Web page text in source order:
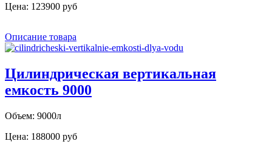
Цена: 123900 руб
Описание товара
Цилиндрическая вертикальная
емкость 9000
Объем: 9000л
Цена: 188000 руб